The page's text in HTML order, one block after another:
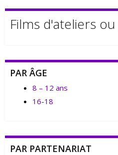
Films d'ateliers
PAR ÂGE
8 – 12 ans
16-18
PAR PARTENARIAT